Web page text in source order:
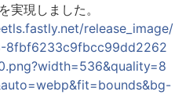
実現しました。
release_image/
8fbf6233c9fbcc99dd2262